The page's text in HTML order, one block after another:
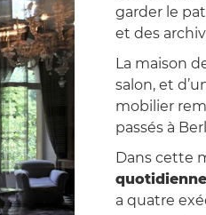
garder le
et des
La maison
salon, et
mobilier
passés à
Dans cette
a quatre